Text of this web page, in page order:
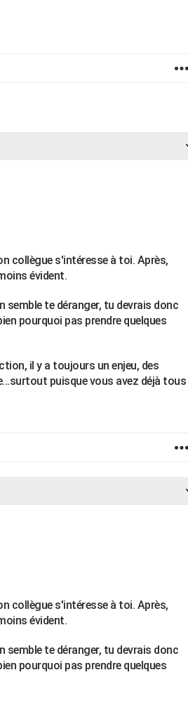
collègue s'intéresse à toi. Après,
évident.
te déranger, tu devrais donc
pourquoi pas prendre quelques
il y a toujours un enjeu, des
puisque vous avez déjà tous
collègue s'intéresse à toi. Après,
évident.
te déranger, tu devrais donc
pourquoi pas prendre quelques